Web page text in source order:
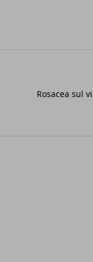
Rosacea sul